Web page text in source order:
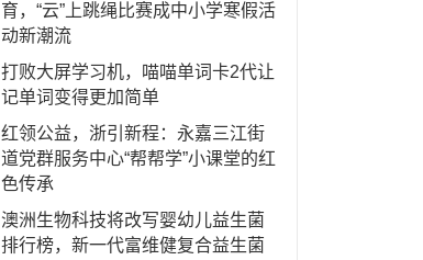
育，“云”上跳绳比赛成中小学寒假活
动新潮流
打败大屏学习机，喵喵单词卡2代让
记单词变得更加简单
红领公益，浙引新程：永嘉三江街
道党群服务中心“帮帮学”小课堂的红
色传承
澳洲生物科技将改写婴幼儿益生菌
排行榜，新一代富维健复合益生菌